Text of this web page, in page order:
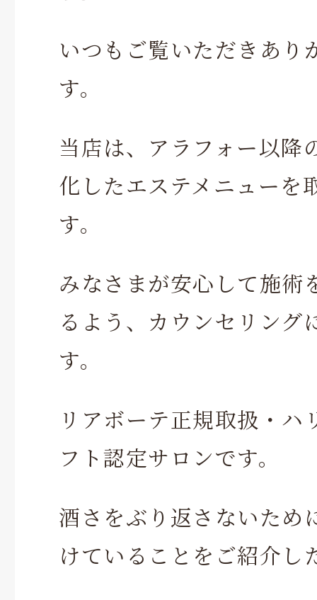
いつもご覧いただきあり
す。
当店は、アラフォー以降
化したエステメニューを
す。
みなさまが安心して施術
るよう、カウンセリング
す。
リアボーテ正規取扱・ハ
フト認定サロンです。
酒さをぶり返さないため
けていることをご紹介し